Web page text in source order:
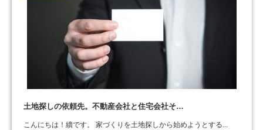
土地探しの依頼先。不動産会社と住宅会社そ…
こんにちは！續です。 家づくりを土地探しから始めようとする...